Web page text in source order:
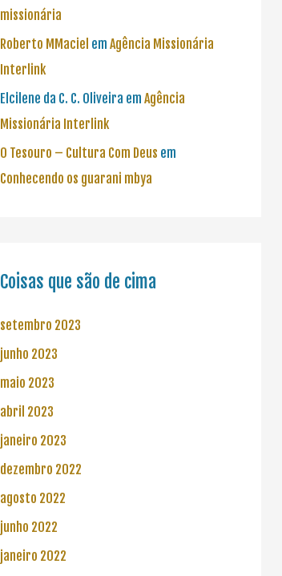
missionária
Roberto MMaciel emAgência Missionária
Interlink
Elcilene da C. C. Oliveira emAgência
Missionária Interlink
O Tesouro – Cultura Com Deus em
Conhecendo os guarani mbya
Coisas que são de cima
setembro 2023
junho 2023
maio 2023
abril 2023
janeiro 2023
dezembro 2022
agosto 2022
junho 2022
janeiro 2022